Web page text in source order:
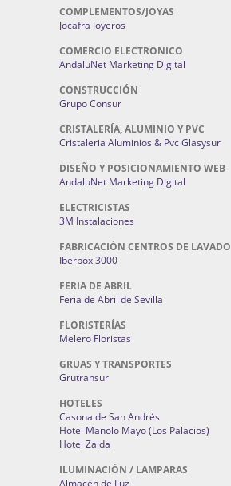
COMPLEMENTOS/JOYAS
Jocafra Joyeros
COMERCIO ELECTRONICO
AndaluNet Marketing Digital
CONSTRUCCIÓN
Grupo Consur
CRISTALERÍA, ALUMINIO Y PVC
Cristaleria Aluminios & Pvc Glasysur
DISEÑO Y POSICIONAMIENTO WEB
AndaluNet Marketing Digital
ELECTRICISTAS
3M Instalaciones
FABRICACIÓN CENTROS DE LAVADO
Iberbox 3000
FERIA DE ABRIL
Feria de Abril de Sevilla
FLORISTERÍAS
Melero Floristas
GRUAS Y TRANSPORTES
Grutransur
HOTELES
Casona de San Andrés
Hotel Manolo Mayo (Los Palacios)
Hotel Zaida
ILUMINACIÓN / LAMPARAS
Almacén de Luz